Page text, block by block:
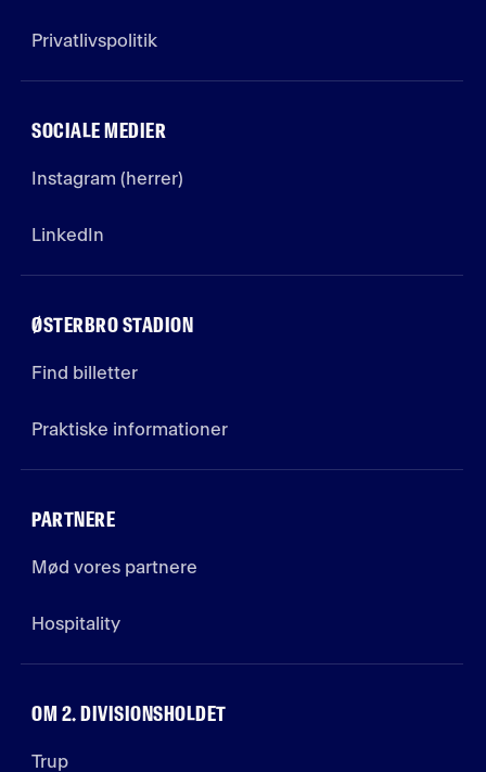
Privatlivspolitik
SOCIALE MEDIER
Instagram (herrer)
LinkedIn
ØSTERBRO STADION
Find billetter
Praktiske informationer
PARTNERE
Mød vores partnere
Hospitality
OM 2. DIVISIONSHOLDET
Trup